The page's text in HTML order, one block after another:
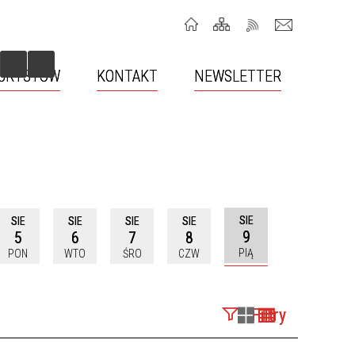
HONOROWI OBYWATELE
OCHRONA LUDNOŚCI I OBRONA
KONTAKT NEWSLETTER
SIE
5
PON
SIE
6
WTO
SIE
7
ŚRO
SIE
8
CZW
SIE
9
PIĄ
Filtry